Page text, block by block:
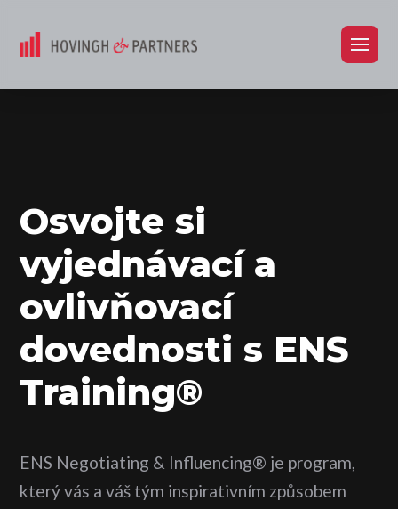
Osvojte si
vyjednávací a
ovlivňovací
dovednosti s ENS
Training®
ENS Negotiating & Influencing® je program,
který vás a váš tým inspirativním způsobem